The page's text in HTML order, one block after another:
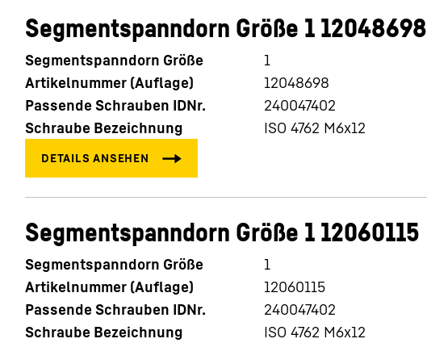
Segmentspanndorn Größe 1 12048698
Segmentspanndorn Größe
1
Artikelnummer (Auflage)
12048698
Passende Schrauben IDNr.
240047402
Schraube Bezeichnung
ISO 4762 M6x12
Segmentspanndorn Größe 1 12060115
Segmentspanndorn Größe
1
Artikelnummer (Auflage)
12060115
Passende Schrauben IDNr.
240047402
Schraube Bezeichnung
ISO 4762 M6x12